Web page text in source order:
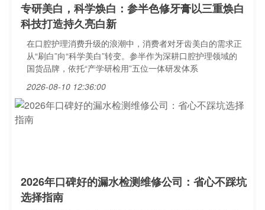
专研美白，科学焕白：参半色修牙膏以三重焕白
科技打造持久亮白新
在口腔护理消费升级的浪潮中，消费者对牙齿美白的需求正
从“刷白”向“科学美白”转变。参半作为深耕口腔护理领域的
国货品牌，依托“产学研检用”五位一体研发体系
2026-08-10 12:36:00
2026年口碑好的漏水检测维修公司：省心不踩坑
选择指南